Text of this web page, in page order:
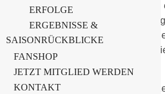
Mit vier Siegen aus fünf Spielen
von 12:6 Toren belegten unsere
hervorragenden 2. Platz. Lediglich
und verdienten Turniersieger aus
Aus Trainersicht sind wir mit der
ERFOLGE
ERGEBNISSE &
SAISONRÜCKBLICKE
FANSHOP
JETZT MITGLIED WERDEN
KONTAKT